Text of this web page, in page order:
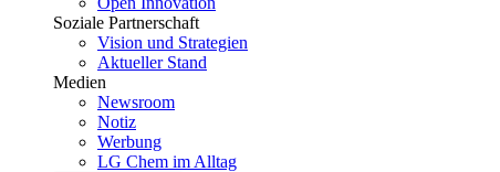
Soziale Partnerschaft
Vision und Strategien
Aktueller Stand
Medien
Newsroom
Notiz
Werbung
LG Chem im Alltag